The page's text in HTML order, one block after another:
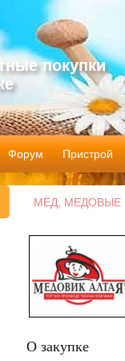
покупки
Форум Пристрой
МЁД, МЕДОВЫЕ
О закупке